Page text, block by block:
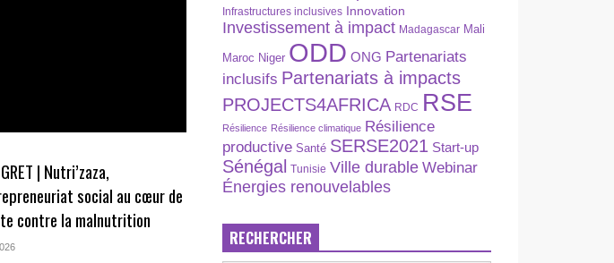
| Nutri’zaza,
social au cœur de
contre la malnutrition
Infrastructures inclusives Innovation
Investissement à impact Madagascar Mali
Maroc Niger ODD ONG Partenariats
inclusifs Partenariats à impacts
PROJECTS4AFRICA RDC RSE
Résilience Résilience climatique Résilience
productive Santé SERSE2021 Start-up
Sénégal Tunisie Ville durable Webinar
Énergies renouvelables
RECHERCHER